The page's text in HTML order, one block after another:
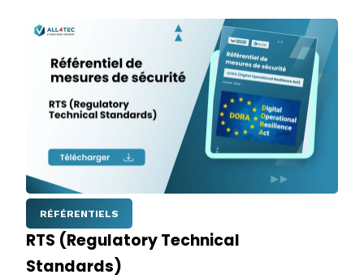
RÉFÉRENTIELS
RTS (Regulatory Technical
Standards)